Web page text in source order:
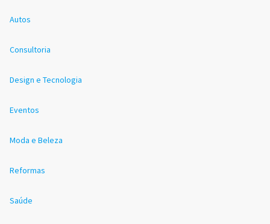
Autos
Consultoria
Design e Tecnologia
Eventos
Moda e Beleza
Reformas
Saúde